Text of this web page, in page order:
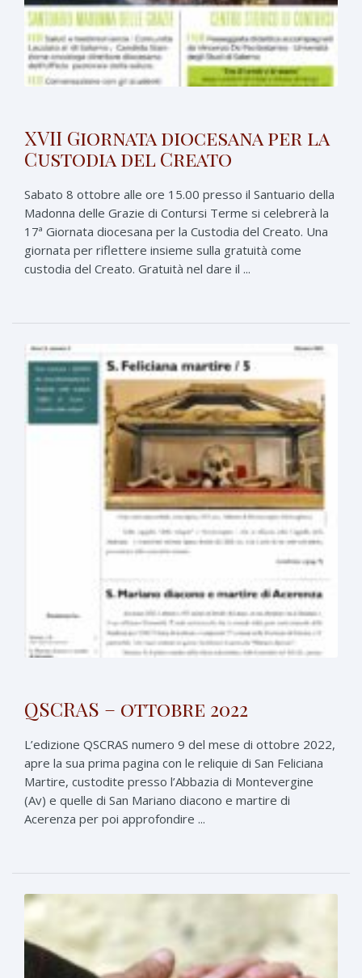
XVII Giornata diocesana per la
Custodia del Creato
Sabato 8 ottobre alle ore 15.00 presso il Santuario della
Madonna delle Grazie di Contursi Terme si celebrerà la
17ª Giornata diocesana per la Custodia del Creato. Una
giornata per riflettere insieme sulla gratuità come
custodia del Creato. Gratuità nel dare il ...
QSCRAS – ottobre 2022
L’edizione QSCRAS numero 9 del mese di ottobre 2022,
apre la sua prima pagina con le reliquie di San Feliciana
Martire, custodite presso l’Abbazia di Montevergine
(Av) e quelle di San Mariano diacono e martire di
Acerenza per poi approfondire ...